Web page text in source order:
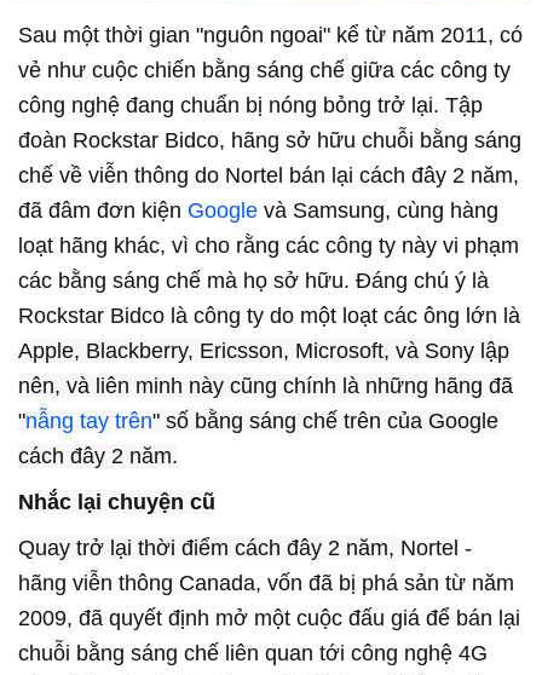
Sau một thời gian "nguôn ngoai" kể từ năm 2011, có
vẻ như cuộc chiến bằng sáng chế giữa các công ty
công nghệ đang chuẩn bị nóng bỏng trở lại. Tập
đoàn Rockstar Bidco, hãng sở hữu chuỗi bằng sáng
chế về viễn thông do Nortel bán lại cách đây 2 năm,
đã đâm đơn kiện Google và Samsung, cùng hàng
loạt hãng khác, vì cho rằng các công ty này vi phạm
các bằng sáng chế mà họ sở hữu. Đáng chú ý là
Rockstar Bidco là công ty do một loạt các ông lớn là
Apple, Blackberry, Ericsson, Microsoft, và Sony lập
nên, và liên minh này cũng chính là những hãng đã
"nẫng tay trên" số bằng sáng chế trên của Google
cách đây 2 năm.
Nhắc lại chuyện cũ
Quay trở lại thời điểm cách đây 2 năm, Nortel -
hãng viễn thông Canada, vốn đã bị phá sản từ năm
2009, đã quyết định mở một cuộc đấu giá để bán lại
chuỗi bằng sáng chế liên quan tới công nghệ 4G